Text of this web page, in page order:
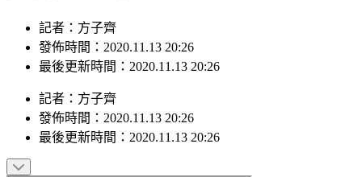
記者：方子齊
發佈時間：2020.11.13 20:26
記者：方子齊
發佈時間：2020.11.13 20:26